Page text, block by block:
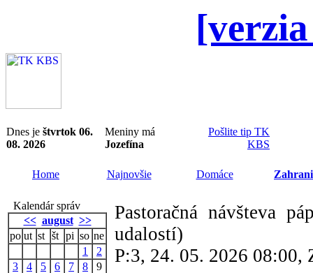
Dnes je štvrtok 06.
08. 2026
Meniny má
Jozefína
Pošlite tip TK
KBS
Home Najnovšie Domáce
Kalendár správ
<< august >>
po ut st št pi so ne
1
2
3
4 5 6 7 8
9
Pastoračná návšteva
udalostí)
P:3, 24. 05. 2026 08:00,